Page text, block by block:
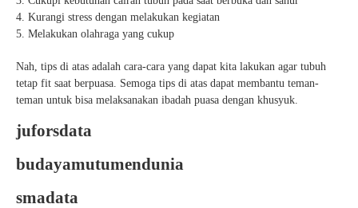
Kurangi stress dengan melakukan kegiatan
Melakukan olahraga yang cukup
Nah, tips di atas adalah cara-cara yang dapat kita lakukan agar tubuh
tetap fit saat berpuasa. Semoga tips di atas dapat membantu teman-
teman untuk bisa melaksanakan ibadah puasa dengan khusyuk.
juforsdata
budayamutumendunia
smadata